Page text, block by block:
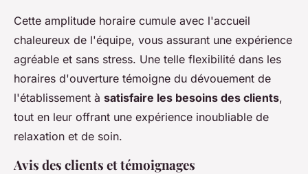
Cette amplitude horaire cumule avec l'accueil
chaleureux de l'équipe, vous assurant une expérience
agréable et sans stress. Une telle flexibilité dans les
horaires d'ouverture témoigne du dévouement de
l'établissement à satisfaire les besoins des clients,
tout en leur offrant une expérience inoubliable de
relaxation et de soin.
Avis des clients et témoignages